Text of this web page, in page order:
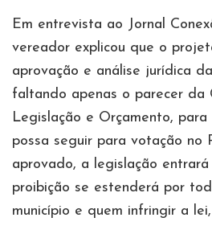
Em entrevista ao Jornal
vereador explicou que o
aprovação e análise jurídica
faltando apenas o parecer da
Legislação e Orçamento,
possa seguir para votação no
aprovado, a legislação
proibição se estenderá por
município e quem infringir a